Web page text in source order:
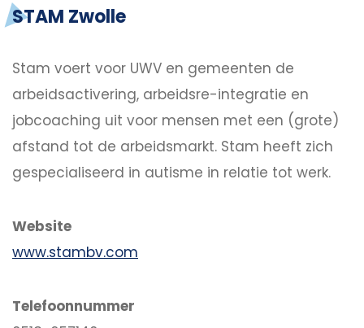
STAM Zwolle
Stam voert voor UWV en gemeenten de
arbeidsactivering, arbeidsre-integratie en
jobcoaching uit voor mensen met een (grote)
afstand tot de arbeidsmarkt. Stam heeft zich
gespecialiseerd in autisme in relatie tot werk.
Website
www.stambv.com
Telefoonnummer